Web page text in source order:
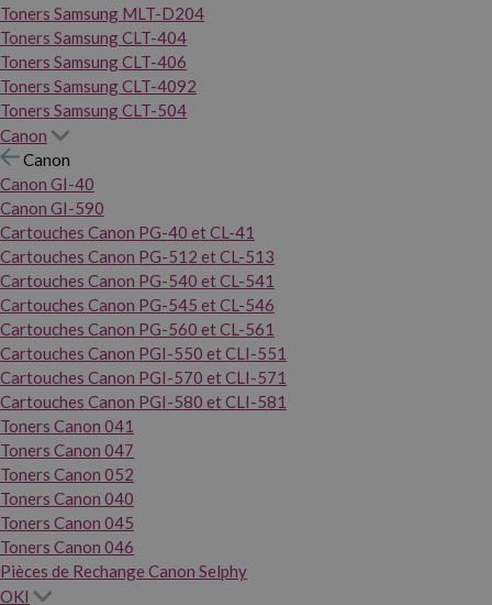
Toners Samsung MLT-D204
Toners Samsung CLT-404
Toners Samsung CLT-406
Toners Samsung CLT-4092
Toners Samsung CLT-504
Canon
Canon
Canon GI-40
Canon GI-590
Cartouches Canon PG-40 et CL-41
Cartouches Canon PG-512 et CL-513
Cartouches Canon PG-540 et CL-541
Cartouches Canon PG-545 et CL-546
Cartouches Canon PG-560 et CL-561
Cartouches Canon PGI-550 et CLI-551
Cartouches Canon PGI-570 et CLI-571
Cartouches Canon PGI-580 et CLI-581
Toners Canon 041
Toners Canon 047
Toners Canon 052
Toners Canon 040
Toners Canon 045
Toners Canon 046
Pièces de Rechange Canon Selphy
OKI